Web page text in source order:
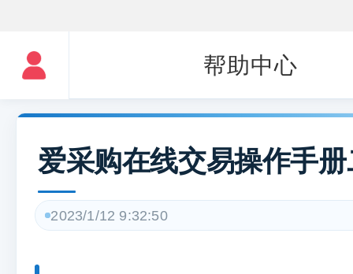
帮助中心
爱采购在线交易操作手册
2023/1/12 9:32:50